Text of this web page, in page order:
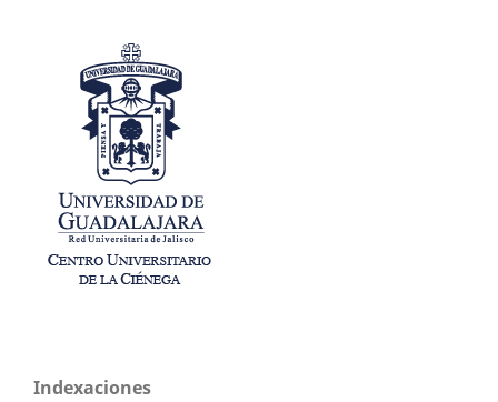
Indexaciones